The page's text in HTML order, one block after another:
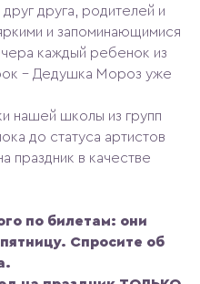
друга, родителей и
и запоминающимися
каждый ребенок из
– Дедушка Мороз уже
нашей школы из групп
до статуса артистов
праздник в качестве
по билетам: они
Спросите об